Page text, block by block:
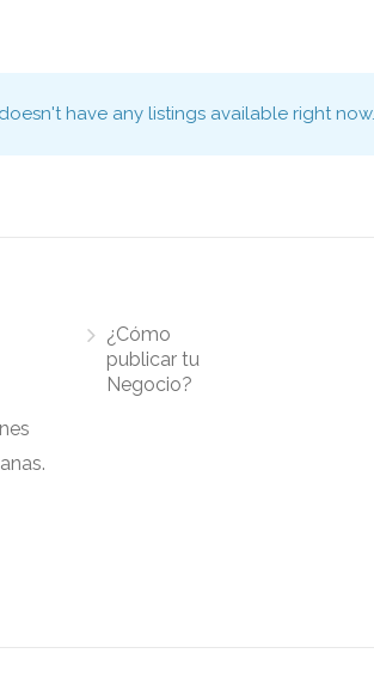
have any listings available right now.
¿Cómo
publicar tu
Negocio?